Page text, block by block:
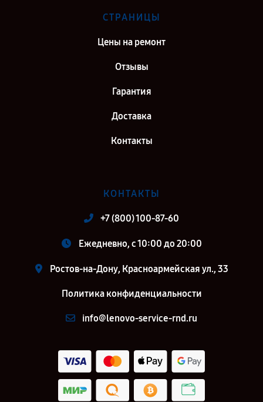
СТРАНИЦЫ
Цены на ремонт
Отзывы
Гарантия
Доставка
Контакты
КОНТАКТЫ
+7 (800) 100-87-60
Ежедневно, с 10:00 до 20:00
Ростов-на-Дону, Красноармейская ул., 33
Политика конфиденциальности
info@lenovo-service-rnd.ru